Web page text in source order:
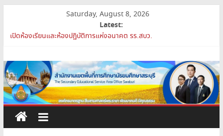
content
Saturday, August 8, 2026
Latest:
สพม.สบ ประชุมชี้แจงแนวทางการส่งเสริมความโปร่งใสในสำนักงานเขต
สพม.สบ เสริมศักยภาพผู้บริหาร PA Support Team สู่เส้นทางความ
ก้าวหน้าวิชาชีพ
สพม.สบ เข้าร่วมประชุมสัมมนา ผอ.สพท. ทั่วประเทศ ครั้งที่ 2/2569 “All
for Education”
การย้ายข้าราชการครูและบุคลากรทางการศึกษา ตำแหน่งศึกษานิเทศก์
สำนักงาน
เขต
พื้นที่